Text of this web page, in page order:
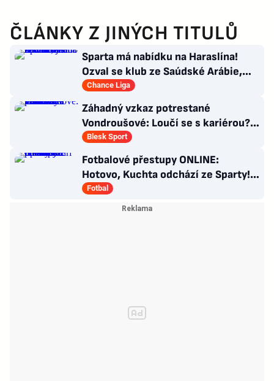
ČLÁNKY Z JINÝCH TITULŮ
Sparta má nabídku na Haraslína!
Ozval se klub ze Saúdské Arábie,
jedná se
Chance Liga
Záhadný vzkaz potrestané
Vondroušové: Loučí se s kariérou?!
Zaskočení fanoušci
Blesk Sport
Fotbalové přestupy ONLINE:
Hotovo, Kuchta odchází ze Sparty!
Míří do Polska
Fotbal